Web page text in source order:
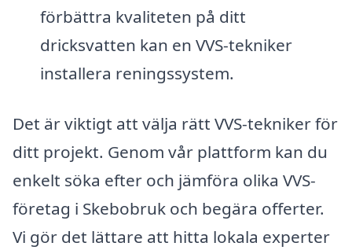
förbättra kvaliteten på ditt
dricksvatten kan en VVS-tekniker
installera reningssystem.
Det är viktigt att välja rätt VVS-tekniker för
ditt projekt. Genom vår plattform kan du
enkelt söka efter och jämföra olika VVS-
företag i Skebobruk och begära offerter.
Vi gör det lättare att hitta lokala experter